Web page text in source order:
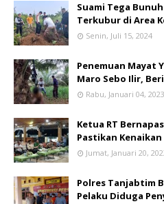
Suami Tega
Terkubur di Area
Senin, Juli 15, 2024
Penemuan Mayat
Maro Sebo Ilir,
Rabu, Januari 04, 2023
Ketua RT
Pastikan
Jumat, Januari 20,
Polres Tanjabtim
Pelaku Diduga